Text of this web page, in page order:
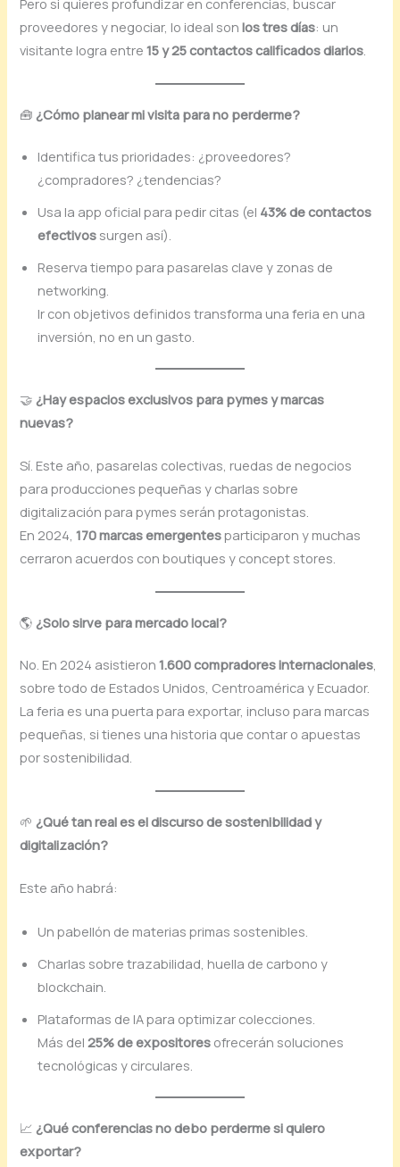
Pero si quieres profundizar en conferencias, buscar
proveedores y negociar, lo ideal sonlos tres días: un
visitante logra entre15 y 25 contactos calificados diarios.
🧰 ¿Cómo planear mi visita para no perderme?
Identifica tus prioridades: ¿proveedores?
¿compradores? ¿tendencias?
Usa la app oficial para pedir citas (el 43% de contactos
efectivos surgen así).
Reserva tiempo para pasarelas clave y zonas de
networking.
Ir con objetivos definidos transforma una feria en una
inversión, no en un gasto.
🤝¿Hay espacios exclusivos para pymes y marcas
nuevas?
Sí. Este año, pasarelas colectivas, ruedas de negocios
para producciones pequeñas y charlas sobre
digitalización para pymes serán protagonistas.
En 2024,170 marcas emergentesparticiparon y muchas
cerraron acuerdos con boutiques y concept stores.
🌎 ¿Solo sirve para mercado local?
No. En 2024 asistieron1.600 compradores internacionales,
sobre todo de Estados Unidos, Centroamérica y Ecuador.
La feria es una puerta para exportar, incluso para marcas
pequeñas, si tienes una historia que contar o apuestas
por sostenibilidad.
🌱 ¿Qué tan real es el discurso de sostenibilidad y
digitalización?
Este año habrá:
Un pabellón de materias primas sostenibles.
Charlas sobre trazabilidad, huella de carbono y
blockchain.
Plataformas de IA para optimizar colecciones.
Más del25% de expositores ofrecerán soluciones
tecnológicas y circulares.
📈 ¿Qué conferencias no debo perderme si quiero
exportar?